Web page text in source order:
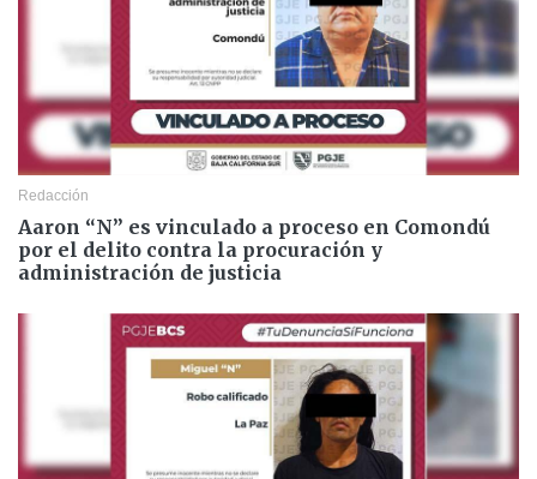
Redacción
Aaron “N” es vinculado a proceso en Comondú
por el delito contra la procuración y
administración de justicia